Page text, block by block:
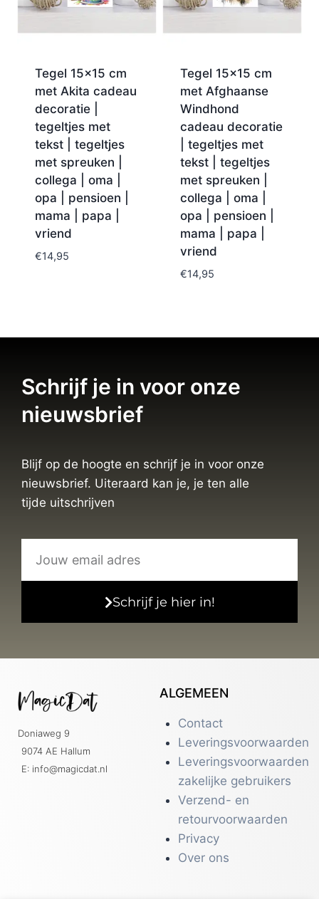
Tegel 15×15 cm
met Akita cadeau
decoratie |
tegeltjes met
tekst | tegeltjes
met spreuken |
collega | oma |
opa | pensioen |
mama | papa |
vriend
€14,95
Tegel 15×15 cm
met Afghaanse
Windhond
cadeau decoratie
| tegeltjes met
tekst | tegeltjes
met spreuken |
collega | oma |
opa | pensioen |
mama | papa |
vriend
€14,95
Schrijf je in voor onze
nieuwsbrief
Blijf op de hoogte en schrijf je in voor onze
nieuwsbrief. Uiteraard kan je, je ten alle
tijde uitschrijven
Schrijf je hier in!
Doniaweg 9
9074 AE Hallum
E: info@magicdat.nl
ALGEMEEN
Contact
Leveringsvoorwaarden
Leveringsvoorwaarden
zakelijke gebruikers
Verzend- en
retourvoorwaarden
Privacy
Over ons